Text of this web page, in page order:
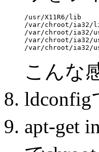
/usr/X11R6/lib
/var/chroot/ia32/
/var/chroot/ia32/
/var/chroot/ia32/
こんな
ldconfig
apt-get